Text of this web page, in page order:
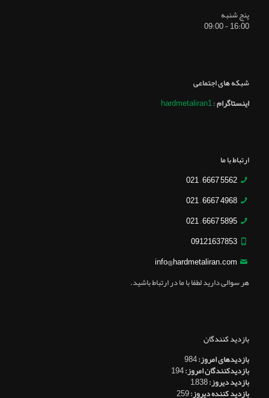
پنج شنبه
16:00 - 09:00
شبکه های اجتماعی
اینستاگرام:
hardmetaliran1
ارتباط با ما
5562 6667 – 021
4968 6667 – 021
5895 6667 – 021
09121637853
info@hardmetaliran.com
هر سوالی دارید لطفا با ما در ارتباط باشید.
بازدید کنندگان
بازدیدهای امروز:984
بازدیدکنندگان امروز:194
بازدید دیروز:1,838
بازدید کننده دیروز:259